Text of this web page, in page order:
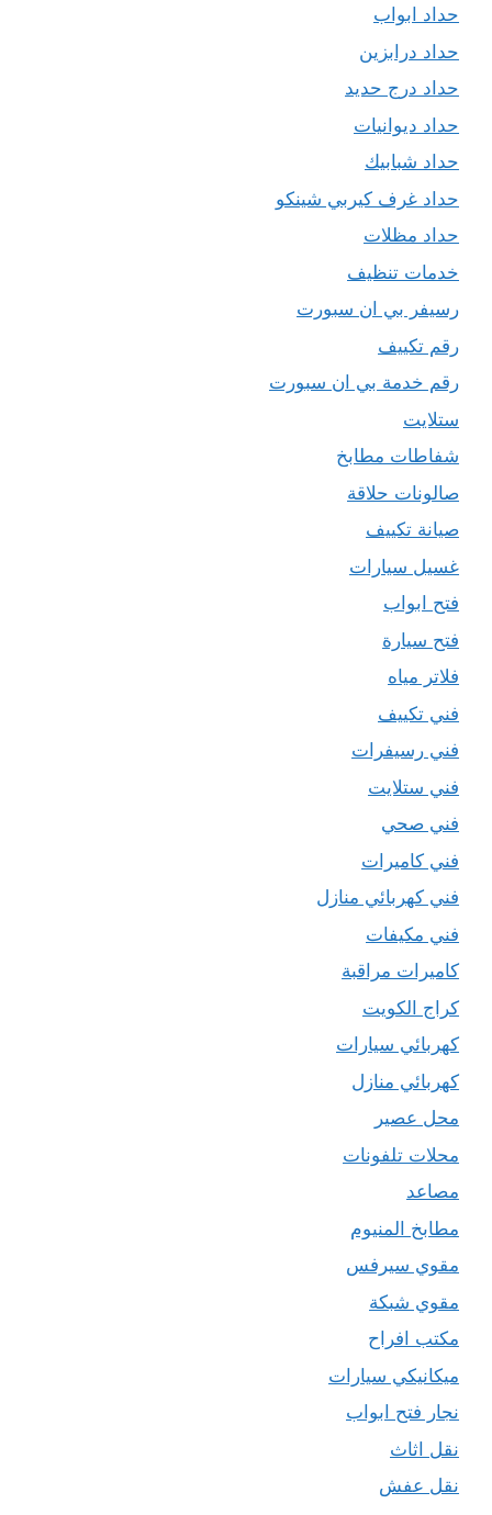
حداد ابواب
حداد درابزين
حداد درج حديد
حداد ديوانيات
حداد شبابيك
حداد غرف كيربي شينكو
حداد مظلات
خدمات تنظيف
رسيفر بي ان سبورت
رقم تكييف
رقم خدمة بي ان سبورت
ستلايت
شفاطات مطابخ
صالونات حلاقة
صيانة تكييف
غسيل سيارات
فتح ابواب
فتح سيارة
فلاتر مياه
فني تكييف
فني رسيفرات
فني ستلايت
فني صحي
فني كاميرات
فني كهربائي منازل
فني مكيفات
كاميرات مراقبة
كراج الكويت
كهربائي سيارات
كهربائي منازل
محل عصير
محلات تلفونات
مصاعد
مطابخ المنيوم
مقوي سيرفس
مقوي شبكة
مكتب افراح
ميكانيكي سيارات
نجار فتح ابواب
نقل اثاث
نقل عفش